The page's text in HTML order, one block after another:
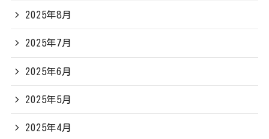
2025年8月
2025年7月
2025年6月
2025年5月
2025年4月